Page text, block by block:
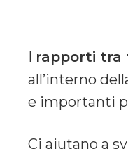
I rapporti tra
all’interno
e importanti
Ci aiutano a